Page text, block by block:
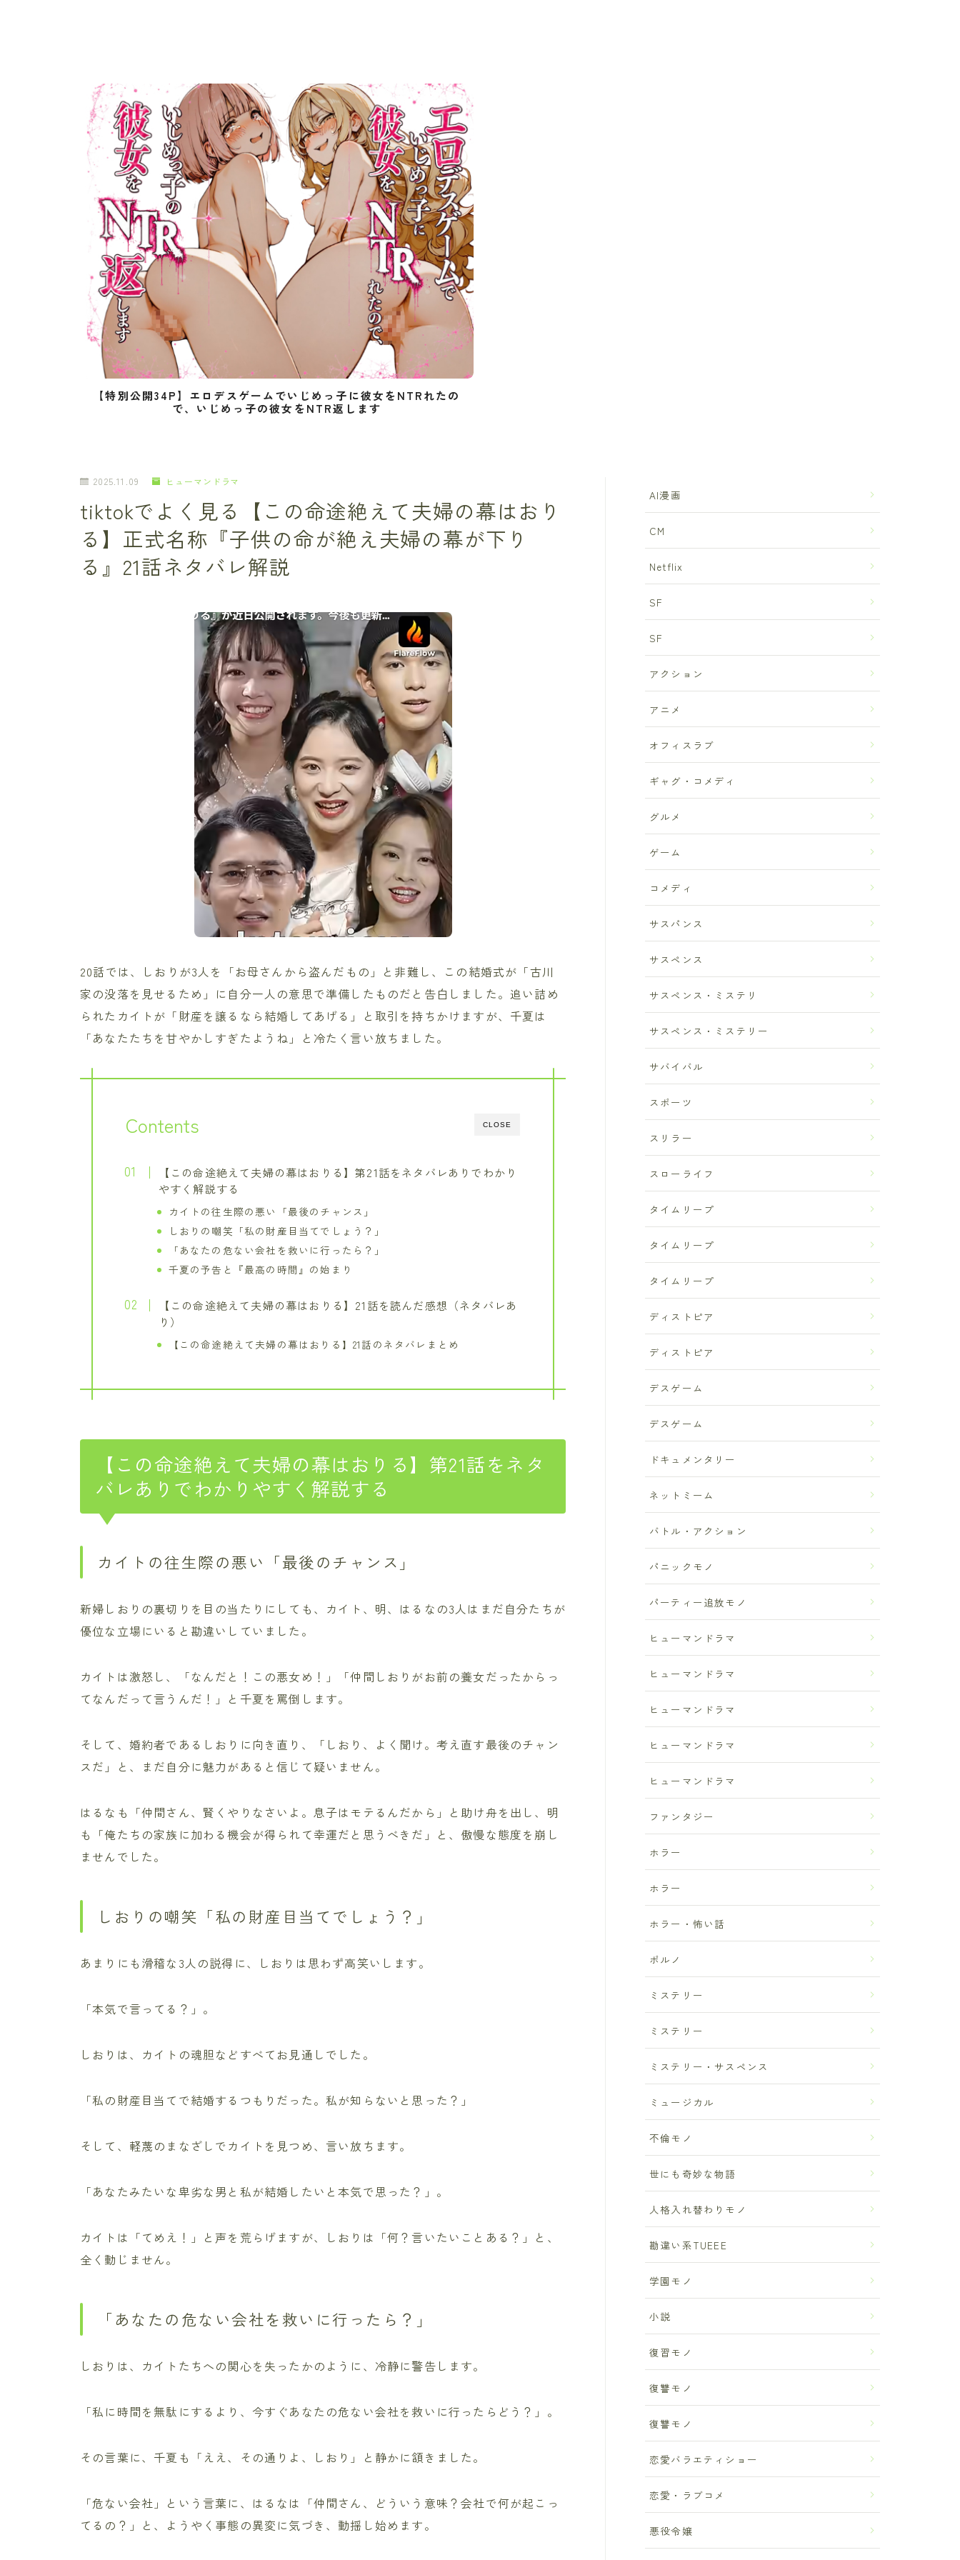
【特別公開34P】エロデスゲームでいじめっ子に彼女をNTRれたの
で、いじめっ子の彼女をNTR返します
2025.11.09 ヒューマンドラマ
tiktokでよく見る【この命途絶えて夫婦の幕はおり
る】正式名称『子供の命が絶え夫婦の幕が下り
る』21話ネタバレ解説
20話では、しおりが3人を「お母さんから盗んだもの」と非難し、この結婚式が「古川
家の没落を見せるため」に自分一人の意思で準備したものだと告白しました。追い詰め
られたカイトが「財産を譲るなら結婚してあげる」と取引を持ちかけますが、千夏は
「あなたたちを甘やかしすぎたようね」と冷たく言い放ちました。
CLOSE
Contents
【この命途絶えて夫婦の幕はおりる】第21話をネタバレありでわかり
やすく解説する
カイトの往生際の悪い「最後のチャンス」
しおりの嘲笑「私の財産目当てでしょう？」
「あなたの危ない会社を救いに行ったら？」
千夏の予告と『最高の時間』の始まり
【この命途絶えて夫婦の幕はおりる】21話を読んだ感想（ネタバレあ
り）
【この命途絶えて夫婦の幕はおりる】21話のネタバレまとめ
【この命途絶えて夫婦の幕はおりる】第21話をネタ
バレありでわかりやすく解説する
カイトの往生際の悪い「最後のチャンス」
新婦しおりの裏切りを目の当たりにしても、カイト、明、はるなの3人はまだ自分たちが
優位な立場にいると勘違いしていました。
カイトは激怒し、「なんだと！この悪女め！」「仲間しおりがお前の養女だったからっ
てなんだって言うんだ！」と千夏を罵倒します。
そして、婚約者であるしおりに向き直り、「しおり、よく聞け。考え直す最後のチャン
スだ」と、まだ自分に魅力があると信じて疑いません。
はるなも「仲間さん、賢くやりなさいよ。息子はモテるんだから」と助け舟を出し、明
も「俺たちの家族に加わる機会が得られて幸運だと思うべきだ」と、傲慢な態度を崩し
ませんでした。
しおりの嘲笑「私の財産目当てでしょう？」
あまりにも滑稽な3人の説得に、しおりは思わず高笑いします。
「本気で言ってる？」。
しおりは、カイトの魂胆などすべてお見通しでした。
「私の財産目当てで結婚するつもりだった。私が知らないと思った？」
そして、軽蔑のまなざしでカイトを見つめ、言い放ちます。
「あなたみたいな卑劣な男と私が結婚したいと本気で思った？」。
カイトは「てめえ！」と声を荒らげますが、しおりは「何？言いたいことある？」と、
全く動じません。
「あなたの危ない会社を救いに行ったら？」
しおりは、カイトたちへの関心を失ったかのように、冷静に警告します。
「私に時間を無駄にするより、今すぐあなたの危ない会社を救いに行ったらどう？」。
その言葉に、千夏も「ええ、その通りよ、しおり」と静かに頷きました。
「危ない会社」という言葉に、はるなは「仲間さん、どういう意味？会社で何が起こっ
てるの？」と、ようやく事態の異変に気づき、動揺し始めます。
AI漫画
CM
Netflix
SF
SF
アクション
アニメ
オフィスラブ
ギャグ・コメディ
グルメ
ゲーム
コメディ
サスパンス
サスペンス
サスペンス・ミステリ
サスペンス・ミステリー
サバイバル
スポーツ
スリラー
スローライフ
タイムリープ
タイムリープ
タイムリープ
ディストピア
ディストピア
デスゲーム
デスゲーム
ドキュメンタリー
ネットミーム
バトル・アクション
パニックモノ
パーティー追放モノ
ヒューマンドラマ
ヒューマンドラマ
ヒューマンドラマ
ヒューマンドラマ
ヒューマンドラマ
ファンタジー
ホラー
ホラー
ホラー・怖い話
ポルノ
ミステリー
ミステリー
ミステリー・サスペンス
ミュージカル
不倫モノ
世にも奇妙な物語
人格入れ替わりモノ
勘違い系TUEEE
学園モノ
小説
復習モノ
復讐モノ
復讐モノ
恋愛バラエティショー
恋愛・ラブコメ
悪役令嬢